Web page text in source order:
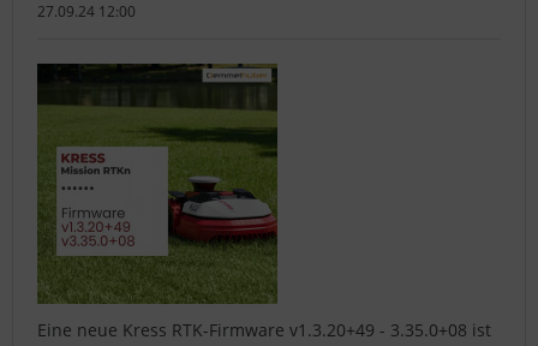
27.09.24 12:00
Eine neue Kress RTK-Firmware v1.3.20+49 - 3.35.0+08 ist